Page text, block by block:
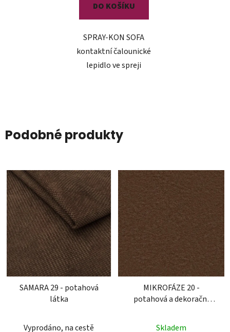
DO KOŠÍKU
SPRAY-KON SOFA
kontaktní čalounické
lepidlo ve spreji
Podobné produkty
SAMARA 29 - potahová
látka
Vyprodáno, na cestě
MIKROFÁZE 20 -
potahová a dekorační
Skladem